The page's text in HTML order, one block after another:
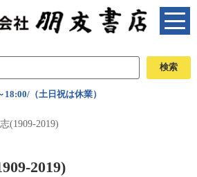
18:00/（土日祝は休業）
(1909-2019)
2019)